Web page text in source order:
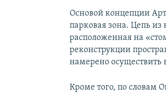
Основой концепции
парковая зона. Цепь
расположенная на
реконструкции
намерено осуществить
Кроме того, по словам